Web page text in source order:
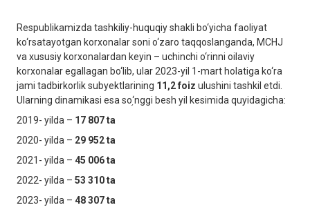
Respublikamizda tashkiliy-huquqiy shakli bo‘yicha faoliyat
ko‘rsatayotgan korxonalar soni o‘zaro taqqoslanganda, MCHJ
va xususiy korxonalardan keyin – uchinchi o‘rinni oilaviy
korxonalar egallagan bo‘lib, ular 2023-yil 1-mart holatiga ko‘ra
jami tadbirkorlik subyektlarining 11,2 foiz ulushini tashkil etdi.
Ularning dinamikasi esa so֥‘nggi besh yil kesimida quyidagicha:
2019- yilda – 17 807 ta
2020- yilda – 29 952 ta
2021- yilda – 45 006 ta
2022- yilda – 53 310 ta
2023- yilda – 48 307 ta